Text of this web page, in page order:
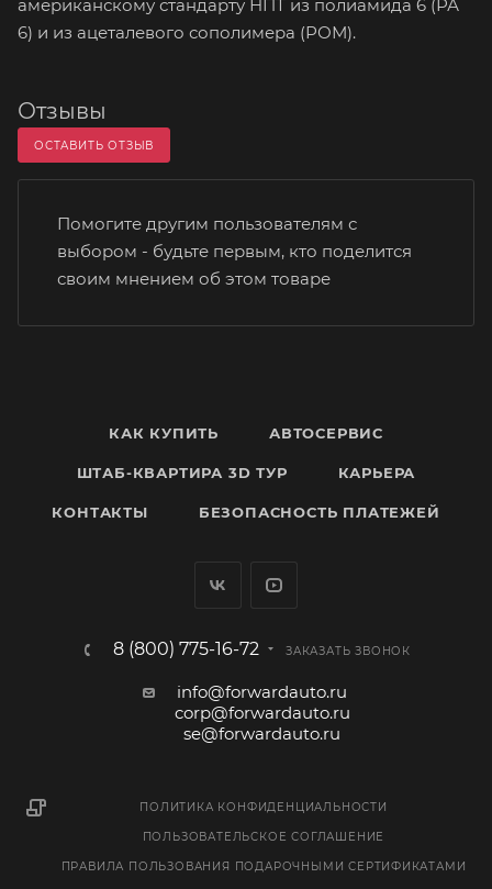
американскому стандарту НПТ из полиамида 6 (РА
6) и из ацеталевого сополимера (РОМ).
Отзывы
ОСТАВИТЬ ОТЗЫВ
Помогите другим пользователям с
выбором - будьте первым, кто поделится
своим мнением об этом товаре
КАК КУПИТЬ АВТОСЕРВИС
ШТАБ-КВАРТИРА 3D ТУР КАРЬЕРА
КОНТАКТЫ БЕЗОПАСНОСТЬ ПЛАТЕЖЕЙ
8 (800) 775-16-72 ЗАКАЗАТЬ ЗВОНОК
info@forwardauto.ru
corp@forwardauto.ru
se@forwardauto.ru
ПОЛИТИКА КОНФИДЕНЦИАЛЬНОСТИ
ПОЛЬЗОВАТЕЛЬСКОЕ СОГЛАШЕНИЕ
ПРАВИЛА ПОЛЬЗОВАНИЯ ПОДАРОЧНЫМИ СЕРТИФИКАТАМИ